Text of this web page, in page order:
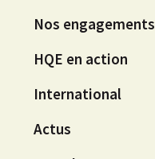
Nos engagements
HQE en action
International
Actus